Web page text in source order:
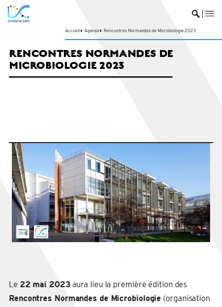
Accueil Agenda Rencontres Normandes de Microbiologie 2023
RENCONTRES NORMANDES DE
MICROBIOLOGIE 2023
Le 22 mai 2023aura lieu la première édition des
Rencontres Normandes de Microbiologie (organisation